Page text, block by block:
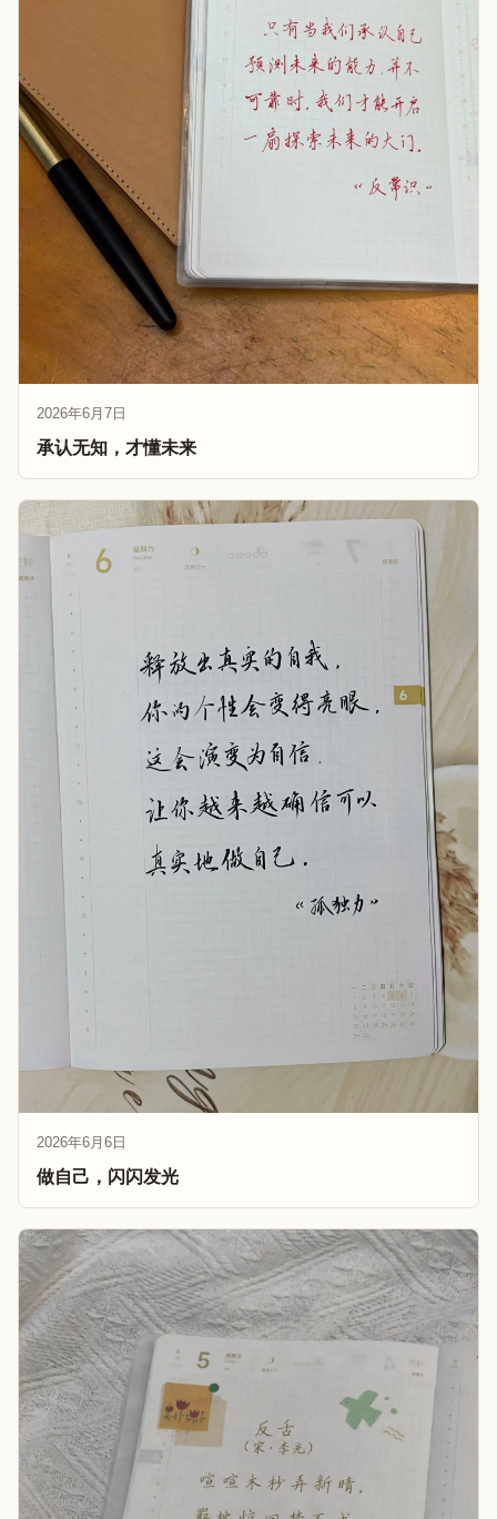
2026年6月7日
承认无知，才懂未来
2026年6月6日
做自己，闪闪发光